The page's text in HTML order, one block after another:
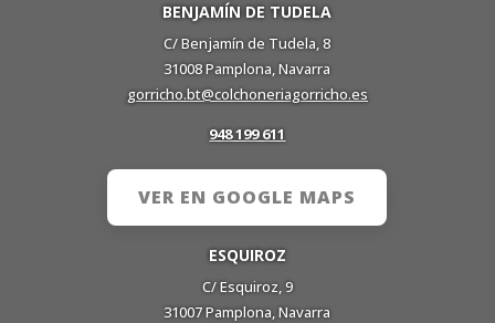
BENJAMÍN DE TUDELA
C/ Benjamín de Tudela, 8
31008 Pamplona, Navarra
gorricho.bt@colchoneriagorricho.es
948 199 611
VER EN GOOGLE MAPS
ESQUIROZ
C/ Esquiroz, 9
31007 Pamplona, Navarra